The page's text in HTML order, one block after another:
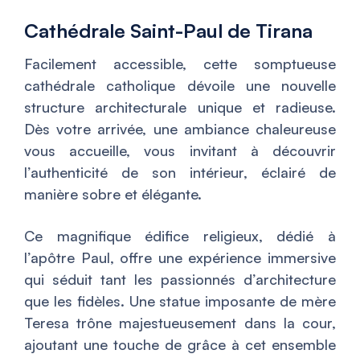
Cathédrale Saint-Paul de Tirana
Facilement accessible, cette somptueuse
cathédrale catholique dévoile une nouvelle
structure architecturale unique et radieuse.
Dès votre arrivée, une ambiance chaleureuse
vous accueille, vous invitant à découvrir
l’authenticité de son intérieur, éclairé de
manière sobre et élégante.
Ce magnifique édifice religieux, dédié à
l’apôtre Paul, offre une expérience immersive
qui séduit tant les passionnés d’architecture
que les fidèles. Une statue imposante de mère
Teresa trône majestueusement dans la cour,
ajoutant une touche de grâce à cet ensemble